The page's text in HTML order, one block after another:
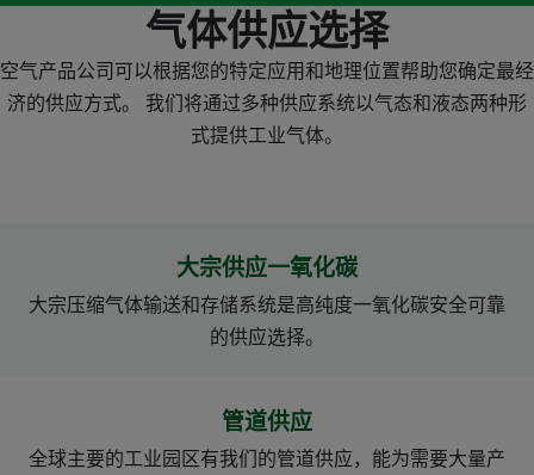
气体供应选择
空气产品公司可以根据您的特定应用和地理位置帮助您确定最经
济的供应方式。 我们将通过多种供应系统以气态和液态两种形
式提供工业气体。
大宗供应一氧化碳
大宗压缩气体输送和存储系统是高纯度一氧化碳安全可靠
的供应选择。
管道供应
全球主要的工业园区有我们的管道供应，能为需要大量产